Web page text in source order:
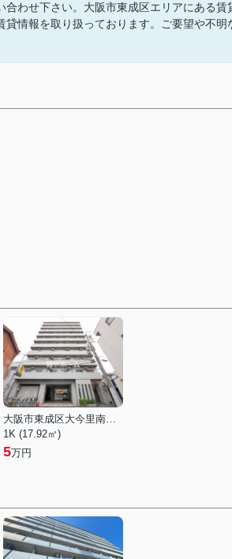
わせ下さい。大阪市東成区エリアにある賃
情報を取り扱っております。ご要望や不明
大阪市東成区大今里南５丁目
1K (17.92㎡)
5万円